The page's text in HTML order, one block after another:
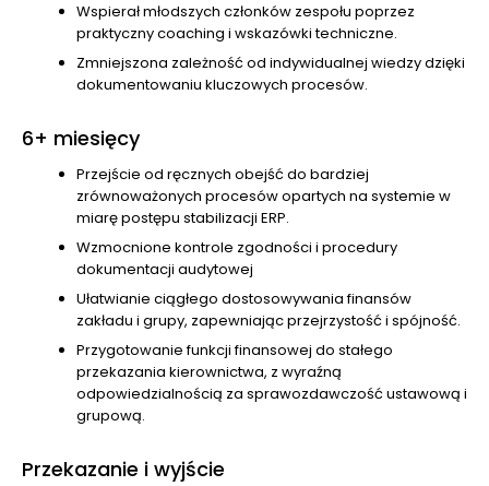
Wspierał młodszych członków zespołu poprzez
praktyczny coaching i wskazówki techniczne.
Zmniejszona zależność od indywidualnej wiedzy dzięki
dokumentowaniu kluczowych procesów.
6+ miesięcy
Przejście od ręcznych obejść do bardziej
zrównoważonych procesów opartych na systemie w
miarę postępu stabilizacji ERP.
Wzmocnione kontrole zgodności i procedury
dokumentacji audytowej
Ułatwianie ciągłego dostosowywania finansów
zakładu i grupy, zapewniając przejrzystość i spójność.
Przygotowanie funkcji finansowej do stałego
przekazania kierownictwa, z wyraźną
odpowiedzialnością za sprawozdawczość ustawową i
grupową.
Przekazanie i wyjście